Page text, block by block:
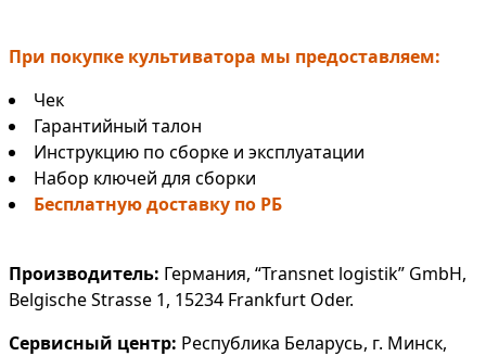
При покупке культиватора мы предоставляем:
Чек
Гарантийный талон
Инструкцию по сборке и эксплуатации
Набор ключей для сборки
Бесплатную доставку по РБ
Производитель: Германия, “Transnet logistik” GmbH,
Belgische Strasse 1, 15234 Frankfurt Oder.
Сервисный центр: Республика Беларусь, г. Минск,